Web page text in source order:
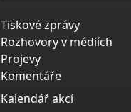
Tiskové zprávy
Rozhovory v médiích
Projevy
Komentáře
Kalendář akcí